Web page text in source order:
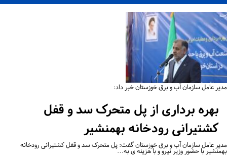
عامل سازمان آب و برق خوزستان خبر داد:
بهره برداری از پل متحرک سد و قفل
کشتیرانی رودخانه بهمنشیر
عامل سازمان آب و برق خوزستان گفت: پل متحرک سد و قفل کشتیرانی رودخانه
با حضور وزیر نیرو و با هزینه ی به…